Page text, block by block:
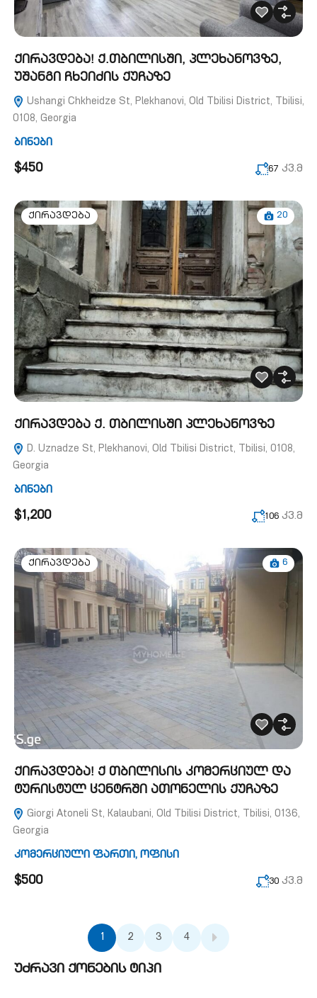
ქირავდება! ქ.თბილისში, პლეხანოვზე,
უშანგი ჩხეიძის ქუჩაზე
Ushangi Chkheidze St, Plekhanovi, Old Tbilisi District, Tbilisi,
0108, Georgia
ბინები
$450 67 კვ.მ
ქირავდება 20
ქირავდება ქ. თბილისში პლეხანოვზე
D. Uznadze St, Plekhanovi, Old Tbilisi District, Tbilisi, 0108,
Georgia
ბინები
$1,200 106 კვ.მ
ქირავდება 6
ქირავდება! ქ თბილისის კომერციულ და
ტურისტულ ცენტრში ათონელის ქუჩაზე
Giorgi Atoneli St, Kalaubani, Old Tbilisi District, Tbilisi, 0136,
Georgia
კომერციული ფართი, ოფისი
$500 30 კვ.მ
1 2 3 4
უძრავი ქონების ტიპი